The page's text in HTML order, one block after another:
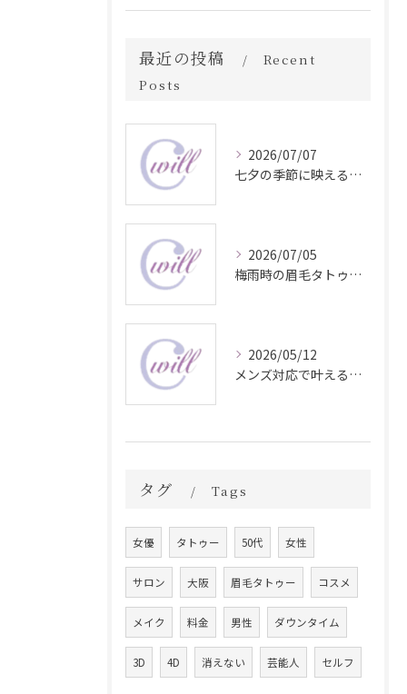
最近の投稿
Recent
Posts
2026/07/07
七夕の季節に映える眉毛タトゥー技術
2026/07/05
梅雨時の眉毛タトゥー美容法
2026/05/12
メンズ対応で叶える自然な眉毛タトゥーの魅力
タグ Tags
女優 タトゥー 50代 女性
サロン 大阪 眉毛タトゥー コスメ
メイク 料金 男性 ダウンタイム
3D 4D 消えない 芸能人 セルフ